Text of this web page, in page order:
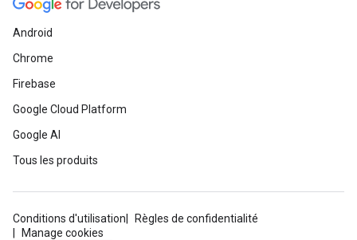
Android
Chrome
Firebase
Google Cloud Platform
Google AI
Tous les produits
Conditions d'utilisation
Règles de confidentialité
Manage cookies